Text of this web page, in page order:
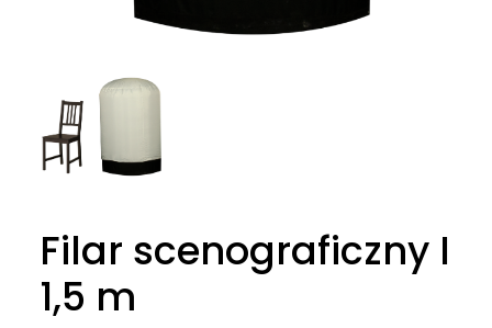
Filar scenograficzny I
1,5 m